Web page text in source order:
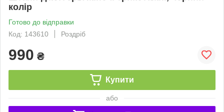
колір
Готово до відправки
Код: 143610
Роздріб
990 ₴
Купити
або